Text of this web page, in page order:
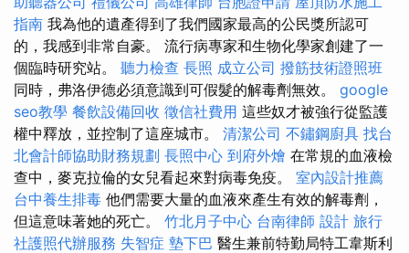
指南 我為他的遺產得到了我們國家最高的公民獎所認可
的，我感到非常自豪。 流行病專家和生物化學家創建了一
個臨時研究站。 聽力檢查 長照 成立公司 撥筋技術證照班
同時，弗洛伊德必須意識到可假髮的解毒劑無效。 google
seo教學 餐飲設備回收 徵信社費用 這些奴才被強行從監護
權中釋放，並控制了這座城市。 清潔公司 不鏽鋼廚具 找台
北會計師協助財務規劃 長照中心 到府外燴 在常規的血液檢
查中，麥克拉倫的女兒看起來對病毒免疫。 室內設計推薦
台中養生排毒 他們需要大量的血液來產生有效的解毒劑，
但這意味著她的死亡。 竹北月子中心 台南律師 設計 旅行
社護照代辦服務 失智症 墊下巴 醫生兼前特勤局特工韋斯利